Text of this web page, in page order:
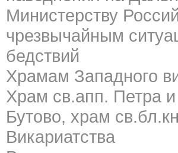
Министерству
чрезвычайным
бедствий
Храмам Западного
Храм св.апп. Петра
Бутово, храм
Викариатства